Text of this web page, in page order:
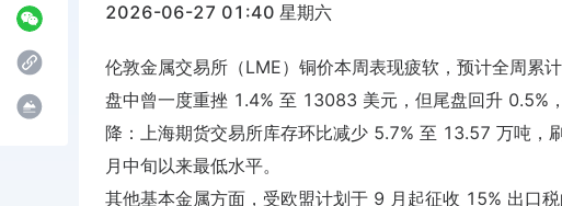
2026-06-27 01:40 星期六
伦敦金属交易所（LME）铜价本周表现疲软，预计全周累
盘中曾一度重挫 1.4% 至 13083 美元，但尾盘回升
降：上海期货交易所库存环比减少 5.7% 至 13.57 万吨
月中旬以来最低水平。
其他基本金属方面，受欧盟计划于 9 月起征收 15% 出口